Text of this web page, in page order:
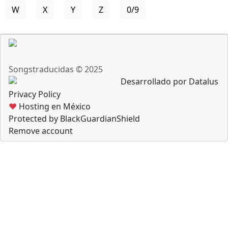
W X Y Z 0/9
Songstraducidas © 2025
Desarrollado por Datalus
Privacy Policy
♥ Hosting en México
Protected by BlackGuardianShield
Remove account